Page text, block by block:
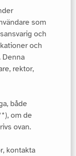
som
och
och
Denna
rektor,
både
om de
ovan.
kontakta